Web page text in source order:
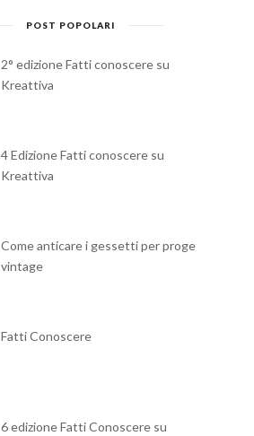
POST POPOLARI
2° edizione Fatti conoscere su
Kreattiva
4 Edizione Fatti conoscere su
Kreattiva
Come anticare i gessetti per progetti
vintage
Fatti Conoscere
6 edizione Fatti Conoscere su